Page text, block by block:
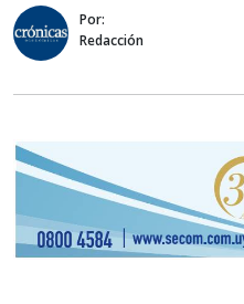
Por:
Redacción